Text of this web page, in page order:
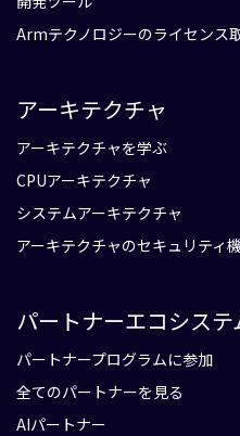
Armテクノロジーのライセンス
アーキテクチャ
アーキテクチャを学ぶ
CPUアーキテクチャ
システムアーキテクチャ
アーキテクチャのセキュリティ
パートナーエコシステ
パートナープログラムに参加
全てのパートナーを見る
AIパートナー